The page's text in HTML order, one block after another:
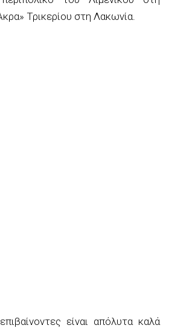
Τρικερίου στη Λακωνία.
είναι απόλυτα καλά